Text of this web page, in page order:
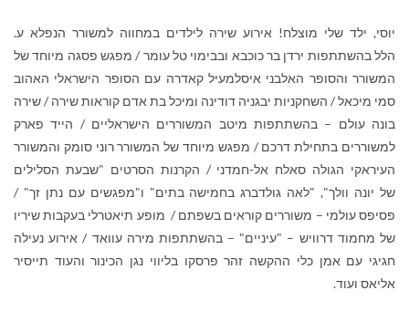
יוסי, ילד שלי מוצלח! אירוע שירה לילדים במחווה למשורר הנפלא ע.
הלל בהשתתפות ירדן בר כוכבא ובבימוי טל עומר / מפגש פסגה מיוחד של
המשורר והסופר האלבני איסלמעיל קאדרה עם הסופר הישראלי האהוב
סמי מיכאל / השחקניות יבגניה דודינה ומיכל בת אדם קוראות שירה / שירה
בונה עולם – בהשתתפות מיטב המשוררים הישראליים / הייד פארק
למשוררים בתחילת דרכם / מפגש מיוחד של המשורר רוני סומק והמשורר
העיראקי הגולה סאלח אל-חמדני / הקרנות הסרטים "שבעת הסלילים
של יונה וולך", "לאה גולדברג בחמישה בתים" ו"מפגשים עם נתן זך" /
פסיפס עולמי – משוררים קוראים בשפתם / מופע תיאטרלי בעקבות שיריו
של מחמוד דרוויש – "עיניים" – בהשתתפות מירה עוואד / אירוע נעילה
חגיגי עם אמן כלי ההקשה זהר פרסקו בליווי נגן הכינור והעוד תייסיר
אליאס ועוד.